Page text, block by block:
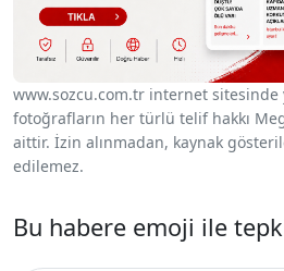
www.sozcu.com.tr internet sitesinde
fotoğrafların her türlü telif hakkı
aittir. İzin alınmadan, kaynak
edilemez.
Bu habere emoji ile